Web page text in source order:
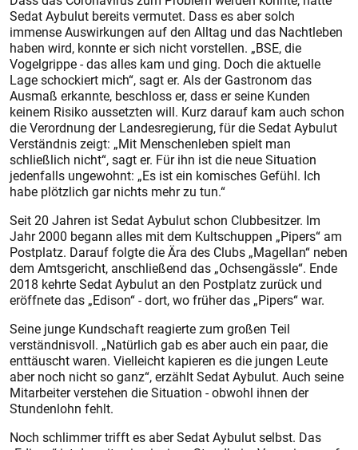
Sedat Aybulut bereits vermutet. Dass es aber solch
immense Auswirkungen auf den Alltag und das Nachtleben
haben wird, konnte er sich nicht vorstellen. „BSE, die
Vogelgrippe - das alles kam und ging. Doch die aktuelle
Lage schockiert mich“, sagt er. Als der Gastronom das
Ausmaß erkannte, beschloss er, dass er seine Kunden
keinem Risiko aussetzten will. Kurz darauf kam auch schon
die Verordnung der Landesregierung, für die Sedat Aybulut
Verständnis zeigt: „Mit Menschenleben spielt man
schließlich nicht“, sagt er. Für ihn ist die neue Situation
jedenfalls ungewohnt: „Es ist ein komisches Gefühl. Ich
habe plötzlich gar nichts mehr zu tun.“
Seit 20 Jahren ist Sedat Aybulut schon Clubbesitzer. Im
Jahr 2000 begann alles mit dem Kultschuppen „Pipers“ am
Postplatz. Darauf folgte die Ära des Clubs „Magellan“ neben
dem Amtsgericht, anschließend das „Ochsengässle“. Ende
2018 kehrte Sedat Aybulut an den Postplatz zurück und
eröffnete das „Edison“ - dort, wo früher das „Pipers“ war.
Seine junge Kundschaft reagierte zum großen Teil
verständnisvoll. „Natürlich gab es aber auch ein paar, die
enttäuscht waren. Vielleicht kapieren es die jungen Leute
aber noch nicht so ganz“, erzählt Sedat Aybulut. Auch seine
Mitarbeiter verstehen die Situation - obwohl ihnen der
Stundenlohn fehlt.
Noch schlimmer trifft es aber Sedat Aybulut selbst. Das